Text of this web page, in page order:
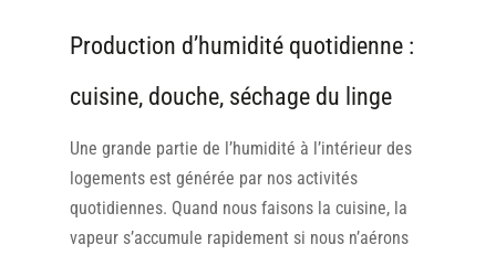
Production d’humidité quotidienne :
cuisine, douche, séchage du linge
Une grande partie de l’humidité à l’intérieur des
logements est générée par nos activités
quotidiennes. Quand nous faisons la cuisine, la
vapeur s’accumule rapidement si nous n’aérons